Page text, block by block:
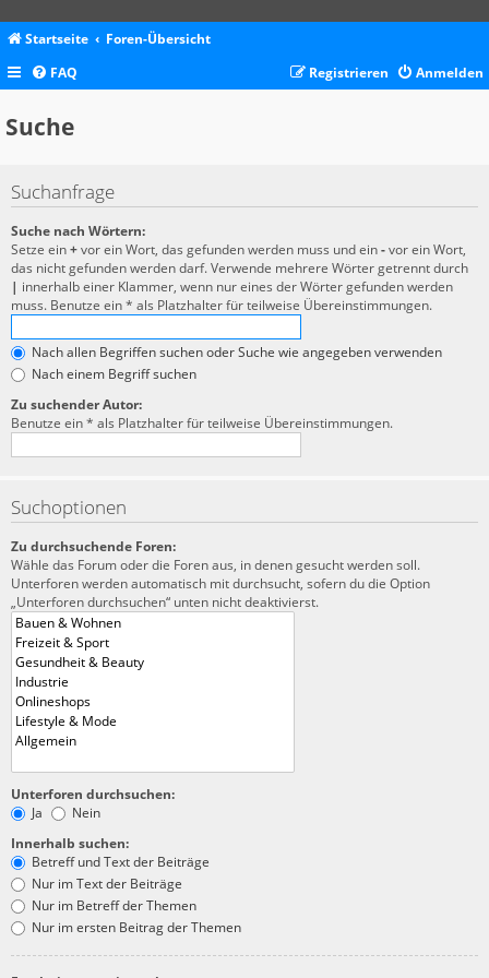
Startseite
Foren-Übersicht
FAQ
Anmelden
Registrieren
Suche
Suchanfrage
Suche nach Wörtern:
Setze ein+vor ein Wort, das gefunden werden muss und ein-vor ein Wort,
das nicht gefunden werden darf. Verwende mehrere Wörter getrennt durch
| innerhalb einer Klammer, wenn nur eines der Wörter gefunden werden
muss. Benutze ein * als Platzhalter für teilweise Übereinstimmungen.
Nach allen Begriffen suchen oder Suche wie angegeben verwenden
Nach einem Begriff suchen
Zu suchender Autor:
Benutze ein * als Platzhalter für teilweise Übereinstimmungen.
Suchoptionen
Zu durchsuchende Foren:
Wähle das Forum oder die Foren aus, in denen gesucht werden soll.
Unterforen werden automatisch mit durchsucht, sofern du die Option
„Unterforen durchsuchen“ unten nicht deaktivierst.
Unterforen durchsuchen:
Ja
Nein
Innerhalb suchen:
Betreff und Text der Beiträge
Nur im Text der Beiträge
Nur im Betreff der Themen
Nur im ersten Beitrag der Themen